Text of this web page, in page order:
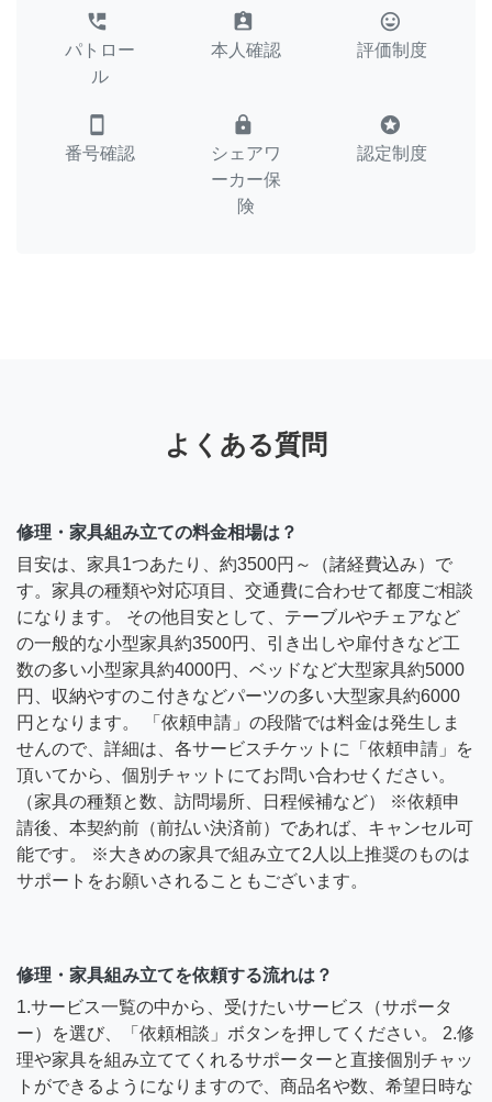
perm_phone_msg
パトロー
ル
assignment_ind
本人確認
tag_faces
評価制度
smartphone
番号確認
lock
シェアワ
ーカー保
険
stars
認定制度
よくある質問
修理・家具組み立ての料金相場は？
目安は、家具1つあたり、約3500円～（諸経費込み）で
す。家具の種類や対応項目、交通費に合わせて都度ご相談
になります。 その他目安として、テーブルやチェアなど
の一般的な小型家具約3500円、引き出しや扉付きなど工
数の多い小型家具約4000円、ベッドなど大型家具約5000
円、収納やすのこ付きなどパーツの多い大型家具約6000
円となります。 「依頼申請」の段階では料金は発生しま
せんので、詳細は、各サービスチケットに「依頼申請」を
頂いてから、個別チャットにてお問い合わせください。
（家具の種類と数、訪問場所、日程候補など） ※依頼申
請後、本契約前（前払い決済前）であれば、キャンセル可
能です。 ※大きめの家具で組み立て2人以上推奨のものは
サポートをお願いされることもございます。
修理・家具組み立てを依頼する流れは？
1.サービス一覧の中から、受けたいサービス（サポータ
ー）を選び、「依頼相談」ボタンを押してください。 2.修
理や家具を組み立ててくれるサポーターと直接個別チャッ
トができるようになりますので、商品名や数、希望日時な